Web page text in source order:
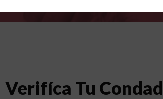
Verifíca Tu